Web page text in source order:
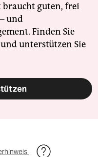
braucht guten, frei
und
Finden Sie
unterstützen Sie